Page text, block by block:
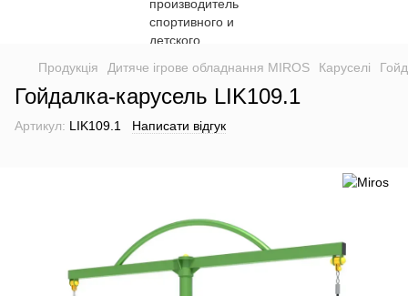
Продукція Дитяче ігрове обладнання MIROS Каруселі
Гойдалка-карусель LIK109.1
Артикул: LIK109.1 Написати відгук